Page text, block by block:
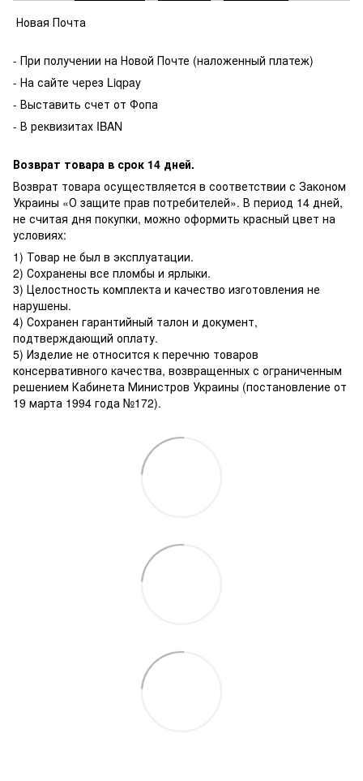
Новая Почта
- При получении на Новой Почте (наложенный платеж)
- На сайте через Liqpay
- Выставить счет от Фопа
- В реквизитах IBAN
Возврат товара в срок 14 дней.
Возврат товара осуществляется в соответствии с Законом
Украины «О защите прав потребителей». В период 14 дней,
не считая дня покупки, можно оформить красный цвет на
условиях:
1) Товар не был в эксплуатации.
2) Сохранены все пломбы и ярлыки.
3) Целостность комплекта и качество изготовления не
нарушены.
4) Сохранен гарантийный талон и документ,
подтверждающий оплату.
5) Изделие не относится к перечню товаров
консервативного качества, возвращенных с ограниченным
решением Кабинета Министров Украины (постановление от
19 марта 1994 года №172).